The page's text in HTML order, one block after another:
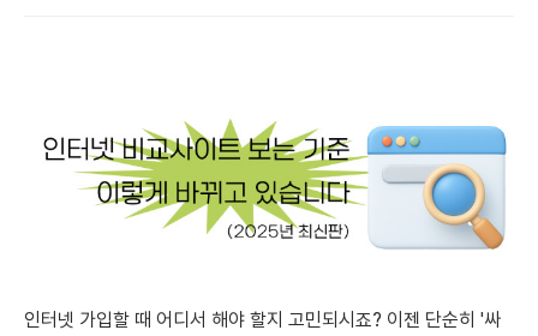
인터넷 가입할 때 어디서 해야 할지 고민되시죠? 이젠 단순히 '싸